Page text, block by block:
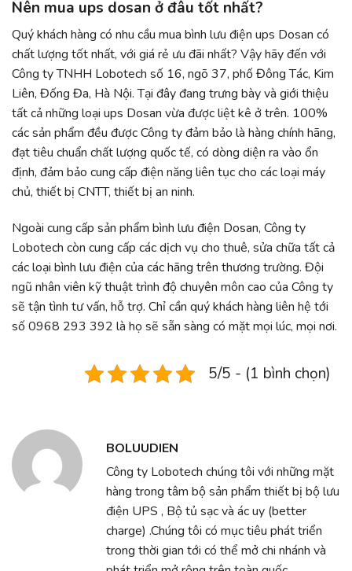
Nên mua ups dosan ở đâu tốt nhất?
Quý khách hàng có nhu cầu mua bình lưu điện ups Dosan có
chất lượng tốt nhất, với giá rẻ ưu đãi nhất? Vậy hãy đến với
Công ty TNHH Lobotech số 16, ngõ 37, phố Đông Tác, Kim
Liên, Đống Đa, Hà Nội. Tại đây đang trưng bày và giới thiệu
tất cả những loại ups Dosan vừa được liệt kê ở trên. 100%
các sản phẩm đều được Công ty đảm bảo là hàng chính hãng,
đạt tiêu chuẩn chất lượng quốc tế, có dòng diện ra vào ổn
định, đảm bảo cung cấp điện năng liên tục cho các loại máy
chủ, thiết bị CNTT, thiết bị an ninh.
Ngoài cung cấp sản phẩm bình lưu điện Dosan, Công ty
Lobotech còn cung cấp các dịch vụ cho thuê, sửa chữa tất cả
các loại bình lưu điện của các hãng trên thương trường. Đội
ngũ nhân viên kỹ thuật trình độ chuyên môn cao của Công ty
sẽ tận tình tư vấn, hỗ trợ. Chỉ cần quý khách hàng liên hệ tới
số 0968 293 392 là họ sẽ sẵn sàng có mặt mọi lúc, mọi nơi.
5/5 - (1 bình chọn)
BOLUUDIEN
Công ty Lobotech chúng tôi với những mặt
hàng trong tâm bộ sản phẩm thiết bị bộ lưu
điện UPS , Bộ tủ sạc và ác uy (better
charge) .Chúng tôi có mục tiêu phát triển
trong thời gian tới có thể mở chi nhánh và